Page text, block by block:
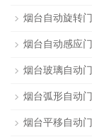
烟台自动旋转门
烟台自动感应门
烟台玻璃自动门
烟台弧形自动门
烟台平移自动门